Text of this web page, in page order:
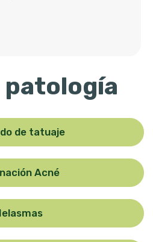
patología
de tatuaje
Acné